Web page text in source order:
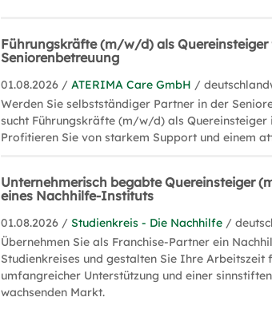
Führungskräfte (m/w/d) als
Seniorenbetreuung
01.08.2026 / ATERIMA Care GmbH /
Werden Sie selbstständiger Partner in der
sucht Führungskräfte (m/w/d) als Quereinsteiger
Profitieren Sie von starkem Support und einem
Unternehmerisch begabte Quereinsteiger
eines Nachhilfe-Instituts
01.08.2026 /Studienkreis - Die Nachhilfe /
Übernehmen Sie als Franchise-Partner ein
Studienkreises und gestalten Sie Ihre Arbeitszeit
umfangreicher Unterstützung und einer
wachsenden Markt.